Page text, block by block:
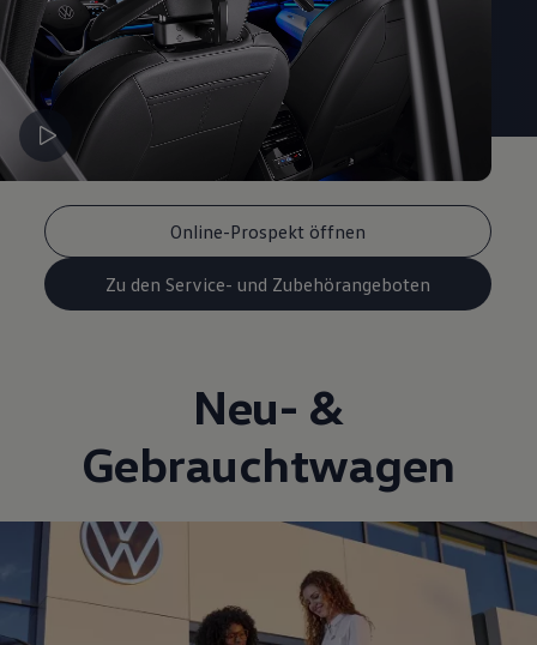
Online-Prospekt öffnen
Zu den Service- und Zubehörangeboten
Neu- &
Gebrauchtwagen